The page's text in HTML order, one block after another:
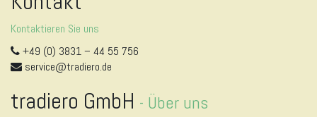
Kontaktieren Sie uns
+49 (0) 3831 – 44 55 756
service@tradiero.de
tradiero GmbH - Über uns